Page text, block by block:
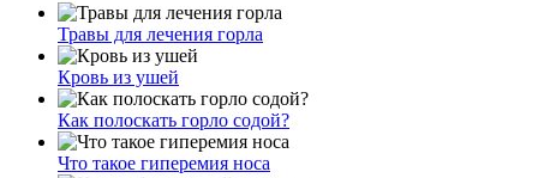
Травы для лечения горла
Кровь из ушей
Как полоскать горло содой?
Что такое гиперемия носа